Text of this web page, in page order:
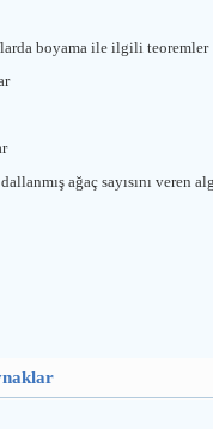
boyama ile ilgili teoremler
ağaç sayısını veren